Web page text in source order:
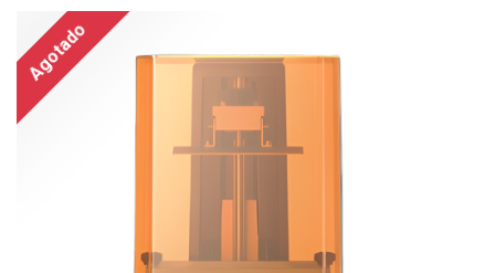
Agotado